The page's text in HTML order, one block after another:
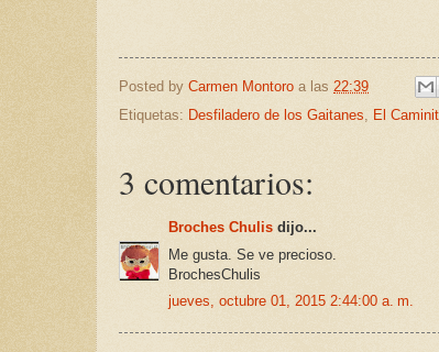
Posted by Carmen Montoro a las 22:39
Etiquetas: Desfiladero de los Gaitanes, El
3 comentarios:
Broches Chulis dijo...
Me gusta. Se ve precioso.
BrochesChulis
jueves, octubre 01, 2015 2:44:00 a. m.